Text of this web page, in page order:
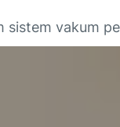
sistem vakum